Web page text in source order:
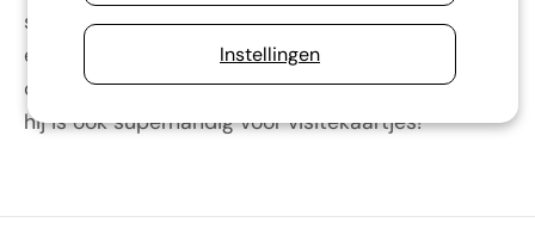
Instellingen
show. Gemaakt van zwart vegan leatherlook leer,
en met een formaat van 10 x 9,5 cm, is hij perfect
om je pasjes (circa 4) stijlvol te bewaren. En psst...
hij is ook superhandig voor visitekaartjes!